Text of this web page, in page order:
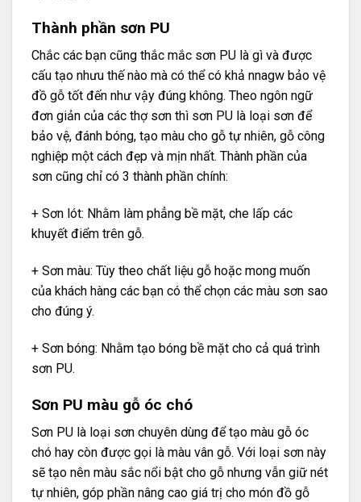
Thành phần sơn PU
Chắc các bạn cũng thắc mắc sơn PU là gì và được
cấu tạo nhưu thế nào mà có thể có khả nnagw bảo vệ
đồ gỗ tốt đến như vậy đúng không. Theo ngôn ngữ
đơn giản của các thợ sơn thì sơn PU là loại sơn để
bảo vệ, đánh bóng, tạo màu cho gỗ tự nhiên, gỗ công
nghiệp một cách đẹp và mịn nhất. Thành phần của
sơn cũng chỉ có 3 thành phần chính:
+ Sơn lót: Nhằm làm phẳng bề mặt, che lấp các
khuyết điểm trên gỗ.
+ Sơn màu: Tùy theo chất liệu gỗ hoặc mong muốn
của khách hàng các bạn có thể chọn các màu sơn sao
cho đúng ý.
+ Sơn bóng: Nhằm tạo bóng bề mặt cho cả quá trình
sơn PU.
Sơn PU màu gỗ óc chó
Sơn PU là loại sơn chuyên dùng để tạo màu gỗ óc
chó hay còn được gọi là màu vân gỗ. Với loại sơn này
sẽ tạo nên màu sắc nổi bật cho gỗ nhưng vẫn giữ nét
tự nhiên, góp phần nâng cao giá trị cho món đồ gỗ